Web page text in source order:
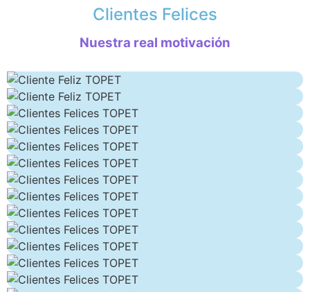
Clientes Felices
Nuestra real motivación